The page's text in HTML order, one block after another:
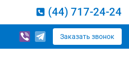
(44) 717-24-24
Заказать звонок